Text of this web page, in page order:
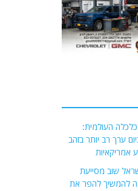
העולמית:
ערך רב יותר בזהב
אמריקאיות
שוב מסייעת
להמשיך להפר את